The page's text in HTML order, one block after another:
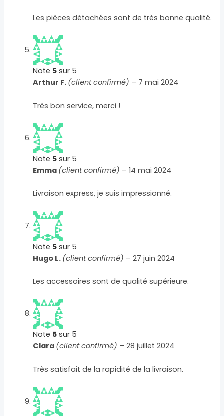
Les pièces détachées sont de très bonne qualité.
Note 5 sur 5
Arthur F. (client confirmé) – 7 mai 2024
Très bon service, merci !
Note 5 sur 5
Emma (client confirmé) – 14 mai 2024
Livraison express, je suis impressionné.
Note 5 sur 5
Hugo L. (client confirmé) – 27 juin 2024
Les accessoires sont de qualité supérieure.
Note 5 sur 5
Clara (client confirmé) – 28 juillet 2024
Très satisfait de la rapidité de la livraison.